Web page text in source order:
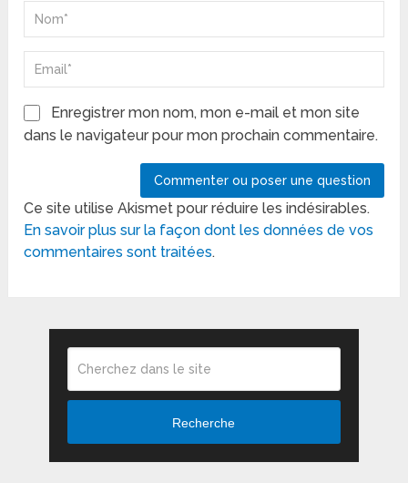
Enregistrer mon nom, mon e-mail et mon site
dans le navigateur pour mon prochain commentaire.
Ce site utilise Akismet pour réduire les indésirables.
En savoir plus sur la façon dont les données de vos
commentaires sont traitées.
Recherche